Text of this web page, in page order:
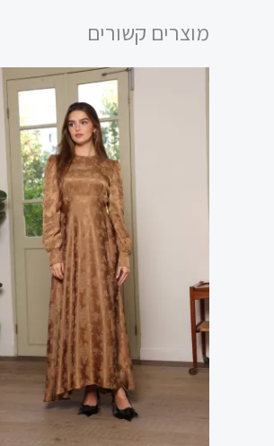
מוצרים קשורים
המחיר
המקורי
440.00 ₪.
המחיר
הנוכחי
הוא:
220.00 ₪.
למוצר
זה
יש
מספר
סוגים.
ניתן
לבחור
את
האפשרויות
בעמוד
המוצר